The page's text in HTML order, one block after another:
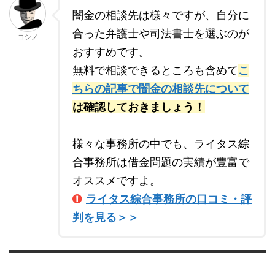
ヨシノ
闇金の相談先は様々ですが、自分に
合った弁護士や司法書士を選ぶのが
おすすめです。
無料で相談できるところも含めてこ
ちらの記事で闇金の相談先について
は確認しておきましょう！
様々な事務所の中でも、ライタス綜
合事務所は借金問題の実績が豊富で
オススメですよ。
ライタス綜合事務所の口コミ・評
判を見る＞＞